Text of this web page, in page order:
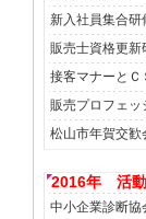
新入社員集合研
販売士資格更新
接客マナーとＣ
販売プロフェッ
松山市年賀交歓
2016年 活
中小企業診断協